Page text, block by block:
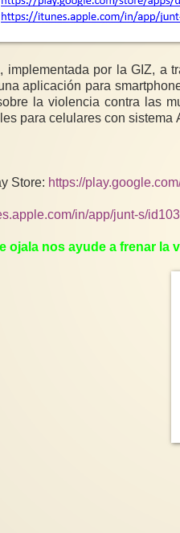
por la GIZ, a
aplicación para
la violencia contra las
para celulares con
Store: https://
in/app/junt-s/
ojala nos ayude a frenar